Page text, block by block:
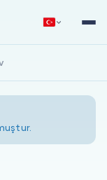
Giriş Yap